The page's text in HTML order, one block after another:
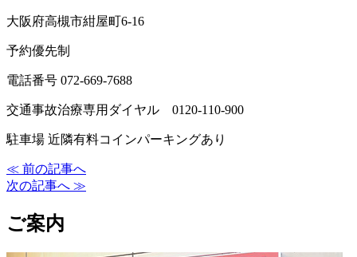
大阪府高槻市紺屋町6-16
予約優先制
電話番号 072-669-7688
交通事故治療専用ダイヤル 0120-110-900
駐車場 近隣有料コインパーキングあり
≪ 前の記事へ
次の記事へ ≫
ご案内